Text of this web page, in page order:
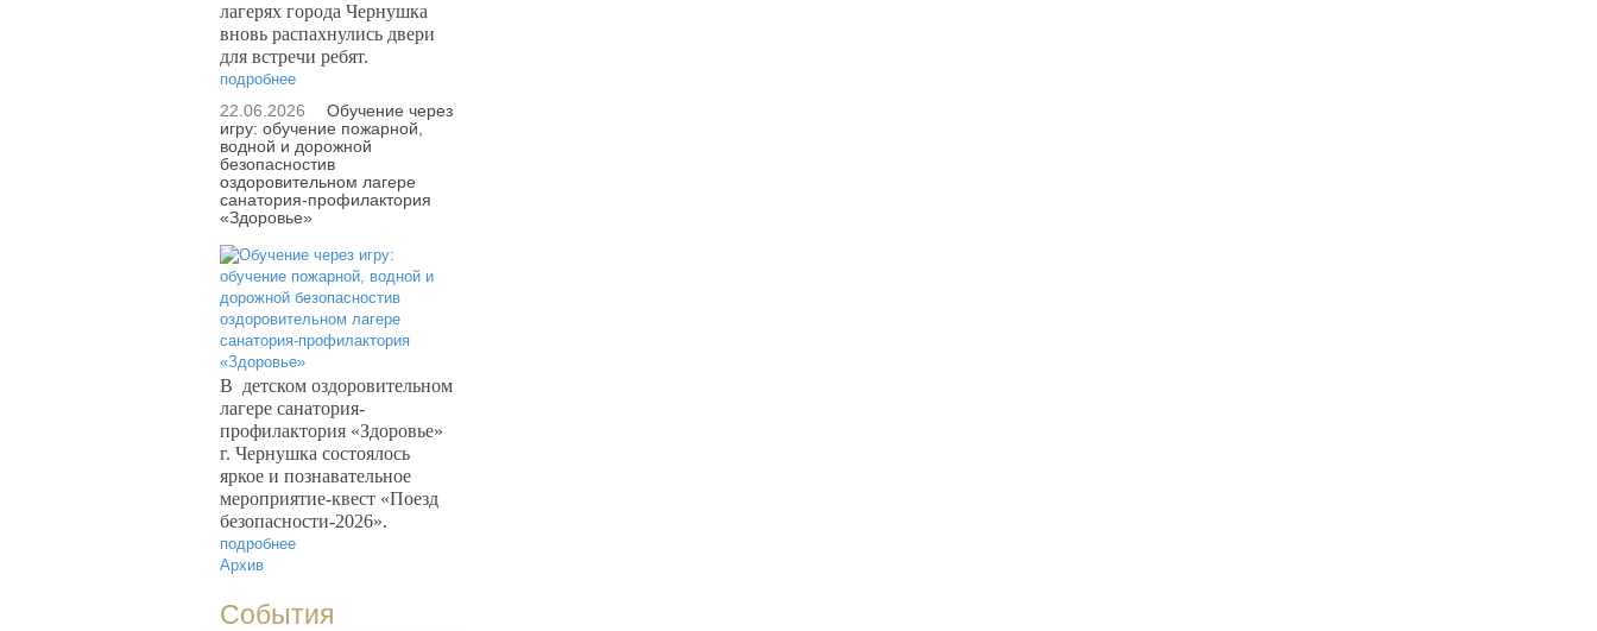
лагерях города Чернушка
вновь распахнулись двери
для встречи ребят.
подробнее
22.06.2026
Обучение через
игру: обучение пожарной,
водной и дорожной
безопасностив
оздоровительном лагере
санатория-профилактория
«Здоровье»
В детском оздоровительном
лагере санатория-
профилактория «Здоровье»
г. Чернушка состоялось
яркое и познавательное
мероприятие-квест «Поезд
безопасности-2026».
подробнее
Архив
События